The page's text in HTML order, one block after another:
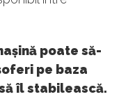
poate să-
pe baza
îl stabilească.